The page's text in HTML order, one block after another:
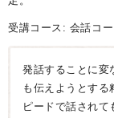
受講コース: 会話コ
発話することに変
も伝えようとす
ピードで話され